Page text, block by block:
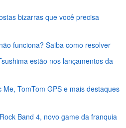
bizarras que você precisa
funciona? Saiba como resolver
estão nos lançamentos da
TomTom GPS e mais destaques
Band 4, novo game da franquia